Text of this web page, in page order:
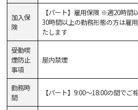
加入保
険
【パート】雇用保険 ※週20時間
30時間以上の勤務形態の方は雇
たします
受動喫
煙防止
事項
屋内禁煙
勤務時
間
【パート】9:00～18:00の間でご